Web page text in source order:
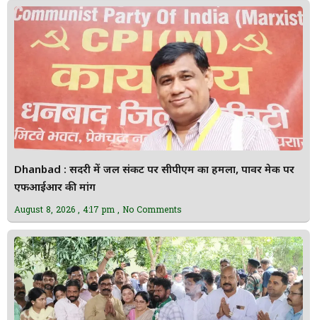
Dhanbad : सिंदरी में जल संकट पर सीपीएम का हमला, पावर मेक पर
एफआईआर की मांग
August 8, 2026 4:17 pm No Comments